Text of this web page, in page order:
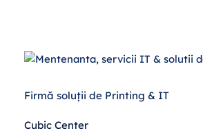
Firmă soluții de Printing & IT
Cubic Center